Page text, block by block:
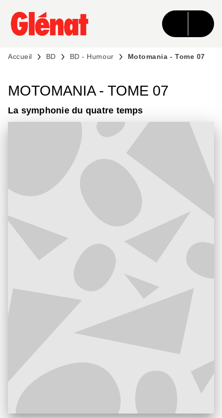
MENU RECHERCHE CONTENU
PIED DE PAGE
Accueil BD BD - Humour Motomania - Tome 07
MOTOMANIA - TOME 07
La symphonie du quatre temps